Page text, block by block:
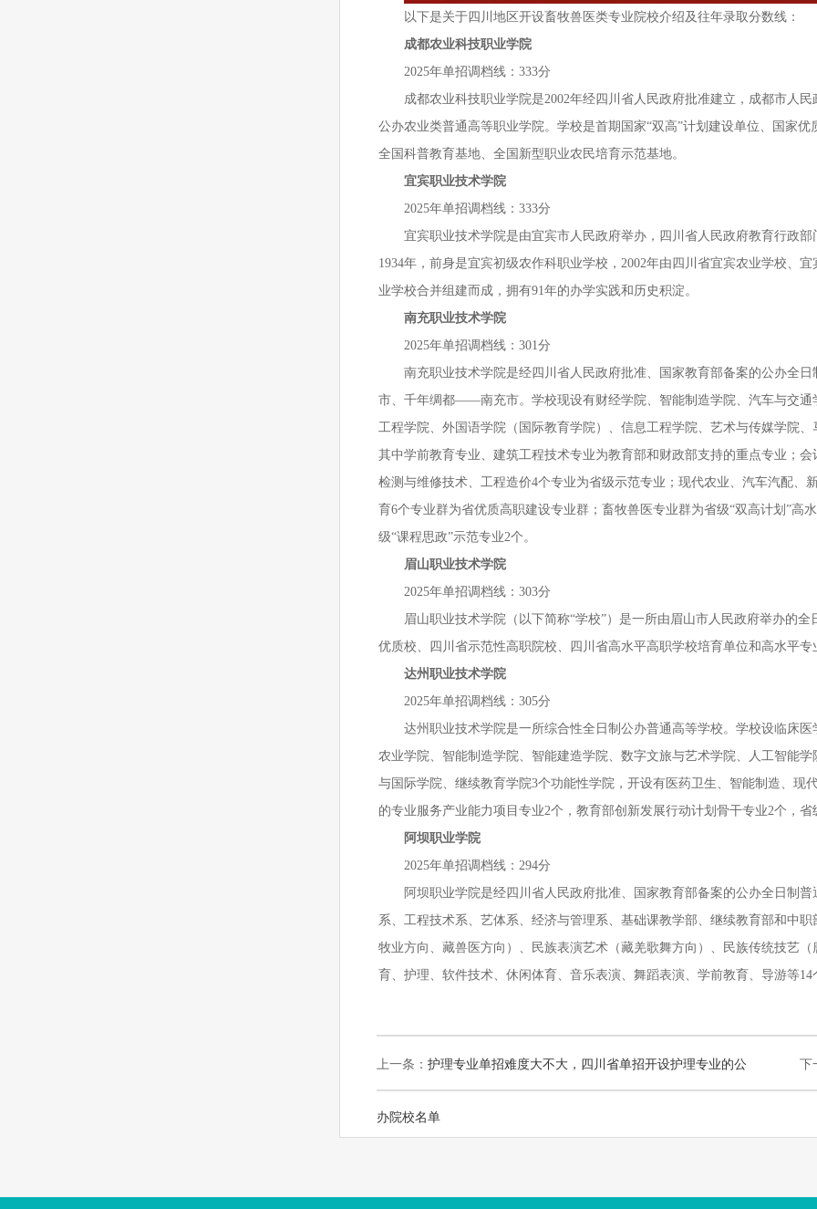
以下是关于四川地区开设畜牧兽医类专业院校介绍及往年录取分数线：
成都农业科技职业学院
2025年单招调档线：333分
成都农业科技职业学院是2002年经四川省人民政府批准建立，成都市人
公办农业类普通高等职业学院。学校是首期国家“双高”计划建设单位、国家
全国科普教育基地、全国新型职业农民培育示范基地。
宜宾职业技术学院
2025年单招调档线：333分
宜宾职业技术学院是由宜宾市人民政府举办，四川省人民政府教育行政
1934年，前身是宜宾初级农作科职业学校，2002年由四川省宜宾农业学校、
业学校合并组建而成，拥有91年的办学实践和历史积淀。
南充职业技术学院
2025年单招调档线：301分
南充职业技术学院是经四川省人民政府批准、国家教育部备案的公办全
市、千年绸都——南充市。学校现设有财经学院、智能制造学院、汽车与交通
工程学院、外国语学院（国际教育学院）、信息工程学院、艺术与传媒学院
其中学前教育专业、建筑工程技术专业为教育部和财政部支持的重点专业；
检测与维修技术、工程造价4个专业为省级示范专业；现代农业、汽车汽配、
育6个专业群为省优质高职建设专业群；畜牧兽医专业群为省级“双高计划”高
级“课程思政”示范专业2个。
眉山职业技术学院
2025年单招调档线：303分
眉山职业技术学院（以下简称“学校”）是一所由眉山市人民政府举办的
优质校、四川省示范性高职院校、四川省高水平高职学校培育单位和高水平专
达州职业技术学院
2025年单招调档线：305分
达州职业技术学院是一所综合性全日制公办普通高等学校。学校设临床
农业学院、智能制造学院、智能建造学院、数字文旅与艺术学院、人工智能学
与国际学院、继续教育学院3个功能性学院，开设有医药卫生、智能制造、现
的专业服务产业能力项目专业2个，教育部创新发展行动计划骨干专业2个，
阿坝职业学院
2025年单招调档线：294分
阿坝职业学院是经四川省人民政府批准、国家教育部备案的公办全日制
系、工程技术系、艺体系、经济与管理系、基础课教学部、继续教育部和中
牧业方向、藏兽医方向）、民族表演艺术（藏羌歌舞方向）、民族传统技艺
育、护理、软件技术、休闲体育、音乐表演、舞蹈表演、学前教育、导游等14
上一条： 护理专业单招难度大不大，四川省单招开设护理专业的公
办院校名单
下